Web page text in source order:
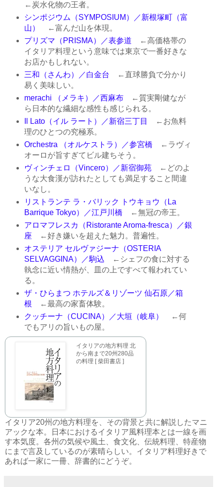
←炭水化物の王者。
シンポジウム（SYMPOSIUM）／新根塚町（富
山）
←富んだ山を体現。
プリズマ（PRISMA）／表参道 ←高価格帯の
イタリア料理という意味では東京で一番好きな
お店かもしれない。
三和（さんわ）／白金台 ←直球勝負で分かり
易く美味しい。
merachi （メラキ）／西麻布←質実剛健なが
ら日本的な繊細な感性も感じられる。
Il Lato（イル ラート）／新宿三丁目
←お魚料
理のひとつの究極系。
Orchestra （オルケストラ）／参宮橋 ←ラヴィ
オーロが旨すぎてビル建ちそう。
ヴィンチェロ（Vincero）／新宿御苑←どのよ
うな大食漢が訪れたとしても満足すること間違
いなし。
リストランテ ラ・バリック トウキョウ（La
Barrique Tokyo）／江戸川橋 ←無冠の帝王。
アロマフレスカ（Ristorante Aroma-fresca）／銀
座 ←好き嫌いを超えた魅力。普遍性。
オステリア セルヴァジーナ（OSTERIA
SELVAGGINA）／駒込 ←シェフの食に対する
執念に近い情熱が、皿の上ですべて報われてい
る。
ザ・ひらまつ ホテルズ＆リゾーツ 仙石原／箱
根 ←最高の家畜体験。
クッチーナ（CUCINA）／大垣（岐阜）
←何
でもアリの旨いもの屋。
イタリアの地方料理 北
から南まで20州280品
の料理 [ 柴田書店 ]
イタリア20州の地方料理を、その背景と共に解説したマニ
アックな本。日本におけるイタリア風料理本とは一線を画
す本気度。各州の気候や風土、食文化、伝統料理、特産物
にまで言及しているのが素晴らしい。イタリア料理好きで
あれば一家に一冊、辞書的にどうぞ。